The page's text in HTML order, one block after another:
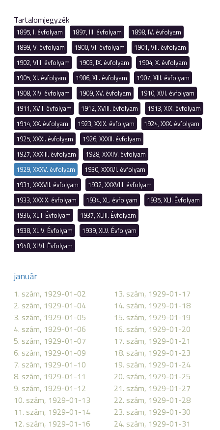
Tartalomjegyzék
1895, I. évfolyam 1897, III. évfolyam
1898, IV. évfolyam
1899, V. évfolyam
1900, VI. évfolyam
1901, VII. évfolyam
1902, VIII. évfolyam
1903, IX. évfolyam
1904, X. évfolyam
1905, XI. évfolyam
1906, XII. évfolyam
1907, XIII. évfolyam
1908, XIV. évfolyam
1909, XV. évfolyam
1910, XVI. évfolyam
1911, XVII. évfolyam
1912, XVIII. évfolyam
1913, XIX. évfolyam
1914, XX. évfolyam
1923, XXIX. évfolyam
1924, XXX. évfolyam
1925, XXXI. évfolyam
1926, XXXII. évfolyam
1927, XXXIII. évfolyam
1928, XXXIV. évfolyam
1929, XXXV. évfolyam
1930, XXXVI. évfolyam
1931, XXXVII. évfolyam
1932, XXXVIII. évfolyam
1933, XXXIX. évfolyam
1934, XL. évfolyam
1935, XLI. Évfolyam
1936, XLII. Évfolyam
1937, XLIII. Évfolyam
1938, XLIV. Évfolyam
1939, XLV. Évfolyam
1940, XLVI. Évfolyam
január
1. szám, 1929-01-02
2. szám, 1929-01-04
3. szám, 1929-01-05
4. szám, 1929-01-06
5. szám, 1929-01-07
6. szám, 1929-01-09
7. szám, 1929-01-10
8. szám, 1929-01-11
9. szám, 1929-01-12
10. szám, 1929-01-13
11. szám, 1929-01-14
12. szám, 1929-01-16
13. szám, 1929-01-17
14. szám, 1929-01-18
15. szám, 1929-01-19
16. szám, 1929-01-20
17. szám, 1929-01-21
18. szám, 1929-01-23
19. szám, 1929-01-24
20. szám, 1929-01-25
21. szám, 1929-01-27
22. szám, 1929-01-28
23. szám, 1929-01-30
24. szám, 1929-01-31